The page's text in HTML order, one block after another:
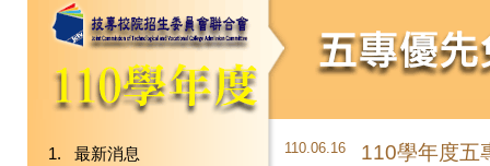
最新消息 110.06.16
110學年度五